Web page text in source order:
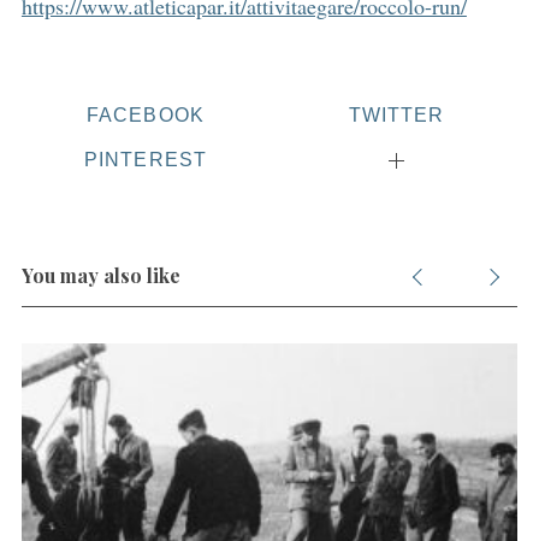
https://www.atleticapar.it/attivitaegare/roccolo-run/
FACEBOOK TWITTER
PINTEREST
You may also like